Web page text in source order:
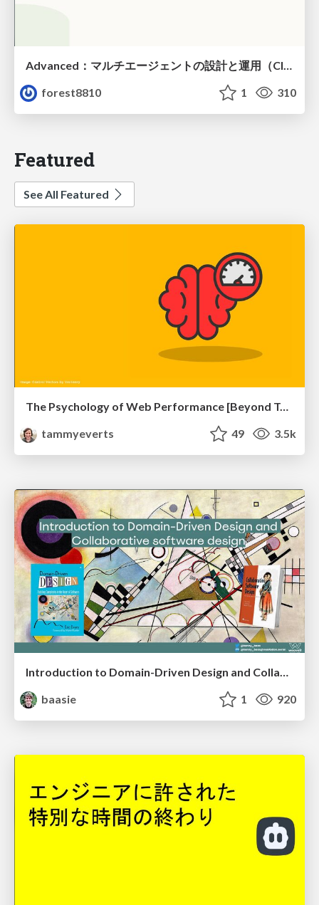
Advanced：マルチエージェントの設計と運用（Claude Code）
forest8810
1 310
Featured
See All Featured
The Psychology of Web Performance [Beyond Tellerrand 2023]
tammyeverts
49 3.5k
Introduction to Domain-Driven Design and Collaborative software design
baasie
1 920